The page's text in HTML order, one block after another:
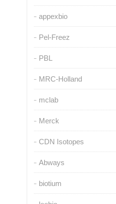
appexbio
Pel-Freez
PBL
MRC-Holland
mclab
Merck
CDN Isotopes
Abways
biotium